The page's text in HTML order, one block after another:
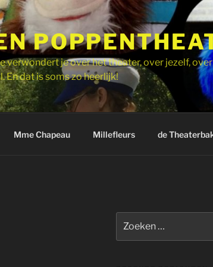
verwondert je over het theater, over jezelf,
En dat is soms zo heerlijk!
Mme Chapeau Millefleurs de
naar: